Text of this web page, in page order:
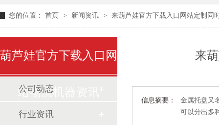
您的位置： 首页 > 新闻资讯 > 来葫芦娃官方下载入口网站定制同
来
信息摘要：
金属托盘又
可以分出多
葫芦娃官方下载入口网
站物流机器资讯
公司动态
行业资讯